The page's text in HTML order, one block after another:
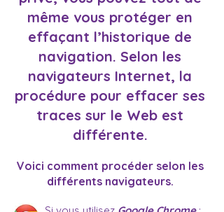
même vous protéger en
effaçant l’historique de
navigation. Selon les
navigateurs Internet, la
procédure pour effacer ses
traces sur le Web est
différente.
Voici comment procéder selon les
différents navigateurs.